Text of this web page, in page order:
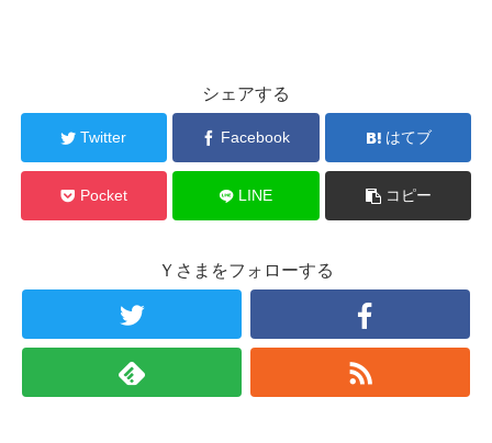
シェアする
Twitter Facebook はてブ
Pocket LINE コピー
Ｙさまをフォローする